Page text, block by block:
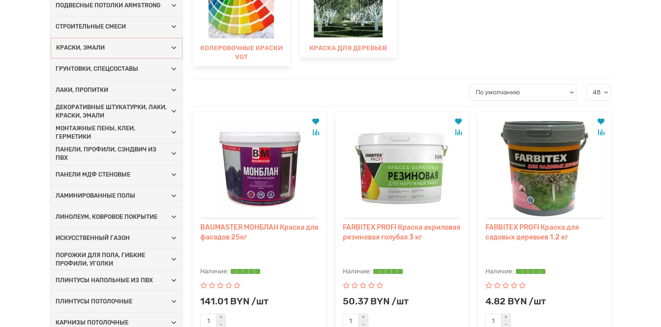
ПОДВЕСНЫЕ ПОТОЛКИ ARMSTRONG
СТРОИТЕЛЬНЫЕ СМЕСИ
КРАСКИ, ЭМАЛИ
ГРУНТОВКИ, СПЕЦСОСТАВЫ
ЛАКИ, ПРОПИТКИ
ДЕКОРАТИВНЫЕ ШТУКАТУРКИ, ЛАКИ,
КРАСКИ, ЭМАЛИ
МОНТАЖНЫЕ ПЕНЫ, КЛЕИ,
ГЕРМЕТИКИ
ПАНЕЛИ, ПРОФИЛИ, СЭНДВИЧ ИЗ
ПВХ
ПАНЕЛИ МДФ СТЕНОВЫЕ
ЛАМИНИРОВАННЫЕ ПОЛЫ
ЛИНОЛЕУМ, КОВРОВОЕ ПОКРЫТИЕ
ИСКУССТВЕННЫЙ ГАЗОН
ПОРОЖКИ ДЛЯ ПОЛА, ГИБКИЕ
ПРОФИЛИ, УГОЛКИ
ПЛИНТУСЫ НАПОЛЬНЫЕ ИЗ ПВХ
ПЛИНТУСЫ ПОТОЛОЧНЫЕ
КАРНИЗЫ ПОТОЛОЧНЫЕ
КОЛЕРОВОЧНЫЕ КРАСКИ
VGT
КРАСКА ДЛЯ ДЕРЕВЬЕВ
BAUMASTER МОНБЛАН Краска для
фасадов 25кг
141.01 BYN /шт
FARBITEX PROFI Краска акриловая
резиновая голубая 3 кг
50.37 BYN /шт
FARBITEX PROFI Краска для
садовых деревьев 1.2 кг
4.82 BYN /шт